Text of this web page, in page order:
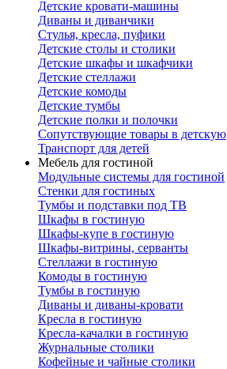
Детские кровати-машины
Диваны и диванчики
Стулья, кресла, пуфики
Детские столы и столики
Детские шкафы и шкафчики
Детские стеллажи
Детские комоды
Детские тумбы
Детские полки и полочки
Сопутствующие товары в детскую
Транспорт для детей
Мебель для гостиной
Модульные системы для гостиной
Стенки для гостиных
Тумбы и подставки под ТВ
Шкафы в гостиную
Шкафы-купе в гостиную
Шкафы-витрины, серванты
Стеллажи в гостиную
Комоды в гостиную
Тумбы в гостиную
Диваны и диваны-кровати
Кресла в гостиную
Кресла-качалки в гостиную
Журнальные столики
Кофейные и чайные столики